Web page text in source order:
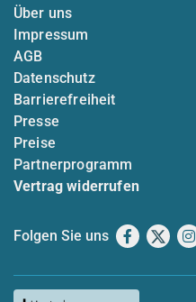
Über uns
Impressum
AGB
Datenschutz
Barrierefreiheit
Presse
Preise
Partnerprogramm
Vertrag widerrufen
Folgen Sie uns Facebook
X